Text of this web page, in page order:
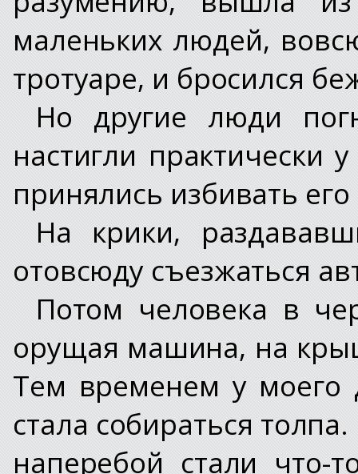
маленьких людей,
тротуаре, и бросился
Но другие люди
настигли практически
принялись избивать
На крики,
отовсюду съезжаться
Потом человека в
орущая машина, на
Тем временем у моего
стала собираться
наперебой стали что-